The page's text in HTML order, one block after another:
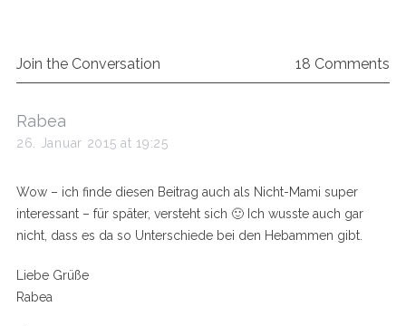
Join the Conversation 18 Comments
s
a
s
:
Rabea
26. Januar 2015 at 19:25
Wow – ich finde diesen Beitrag auch als Nicht-Mami super
interessant – für später, versteht sich 🙂 Ich wusste auch gar
nicht, dass es da so Unterschiede bei den Hebammen gibt.
Liebe Grüße
Rabea